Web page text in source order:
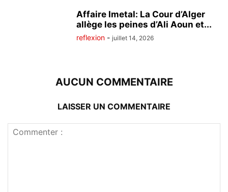
Affaire Imetal: La Cour d’Alger
allège les peines d’Ali Aoun et...
reflexion - juillet 14, 2026
AUCUN COMMENTAIRE
LAISSER UN COMMENTAIRE